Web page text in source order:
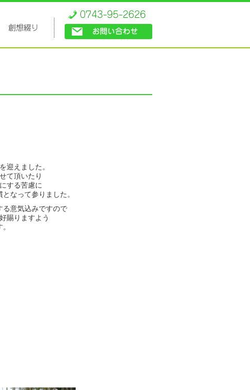
迎えました。
て頂いたり
する苦慮に
なって参りました。
る意気込みですので
賜りますよう